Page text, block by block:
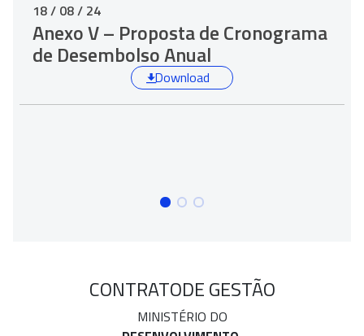
18 / 08 / 24
Anexo V – Proposta de Cronograma
de Desembolso Anual
Download
CONTRATODE GESTÃO
MINISTÉRIO DO